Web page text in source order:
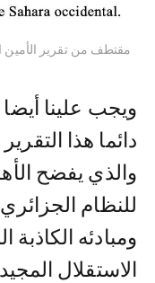
مقتطف من تقرير الأمين
ويجب علينا
دائما هذا
والذي يفضح
للنظام
ومبادئه
الاستقلال